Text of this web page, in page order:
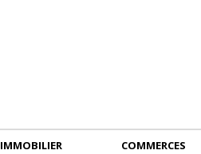
IMMOBILIER COMMERCES